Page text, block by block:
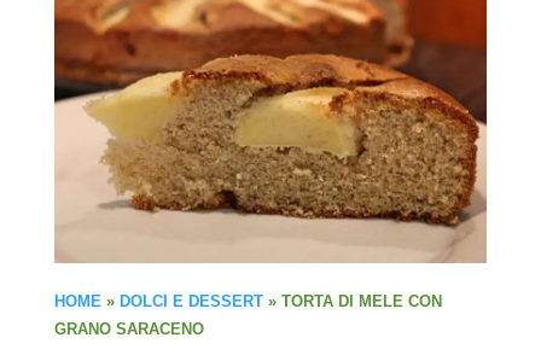
HOME » DOLCI E DESSERT» TORTA DI MELE CON
GRANO SARACENO